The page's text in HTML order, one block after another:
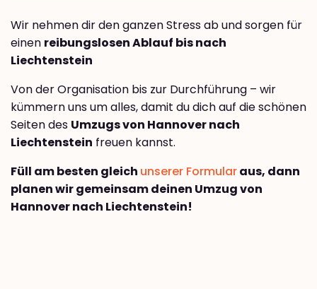
Wir nehmen dir den ganzen Stress ab und sorgen für
einen reibungslosen Ablauf bis nach
Liechtenstein
Von der Organisation bis zur Durchführung – wir
kümmern uns um alles, damit du dich auf die schönen
Seiten des Umzugs von Hannover nach
Liechtenstein freuen kannst.
Füll am besten gleich unserer Formularaus, dann
planen wir gemeinsam deinen Umzug von
Hannover nach Liechtenstein!